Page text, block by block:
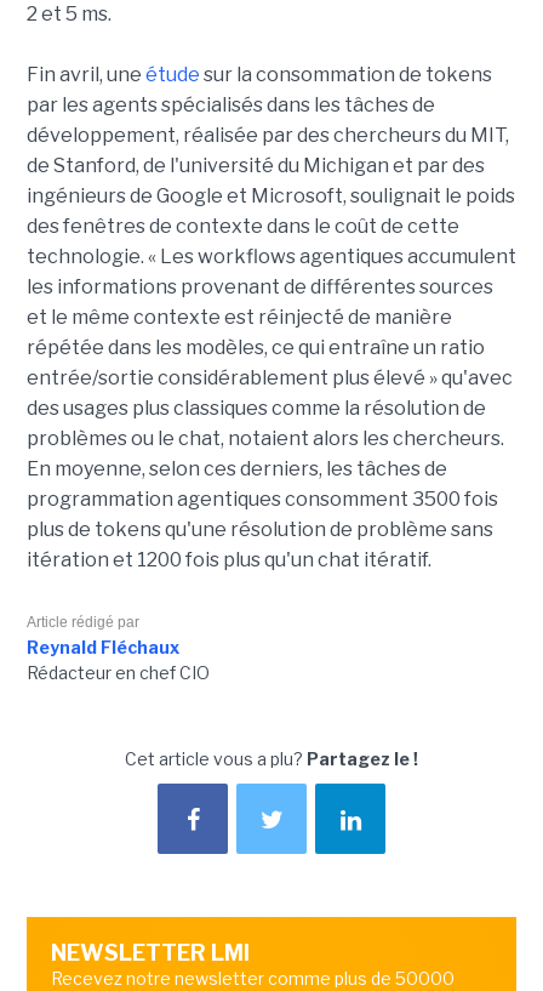
2 et 5 ms.
Fin avril, une étude sur la consommation de tokens
par les agents spécialisés dans les tâches de
développement, réalisée par des chercheurs du MIT,
de Stanford, de l'université du Michigan et par des
ingénieurs de Google et Microsoft, soulignait le poids
des fenêtres de contexte dans le coût de cette
technologie. « Les workflows agentiques accumulent
les informations provenant de différentes sources
et le même contexte est réinjecté de manière
répétée dans les modèles, ce qui entraîne un ratio
entrée/sortie considérablement plus élevé » qu'avec
des usages plus classiques comme la résolution de
problèmes ou le chat, notaient alors les chercheurs.
En moyenne, selon ces derniers, les tâches de
programmation agentiques consomment 3500 fois
plus de tokens qu'une résolution de problème sans
itération et 1200 fois plus qu'un chat itératif.
Article rédigé par
Reynald Fléchaux
Rédacteur en chef CIO
Cet article vous a plu? Partagez le !
NEWSLETTER LMI
Recevez notre newsletter comme plus de 50000